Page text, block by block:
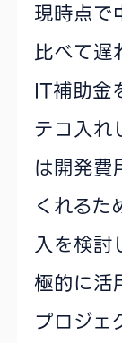
現時点で
比べて遅
IT補助金
テコ入れ
は開発費
くれるた
入を検討
極的に活
プロジェ